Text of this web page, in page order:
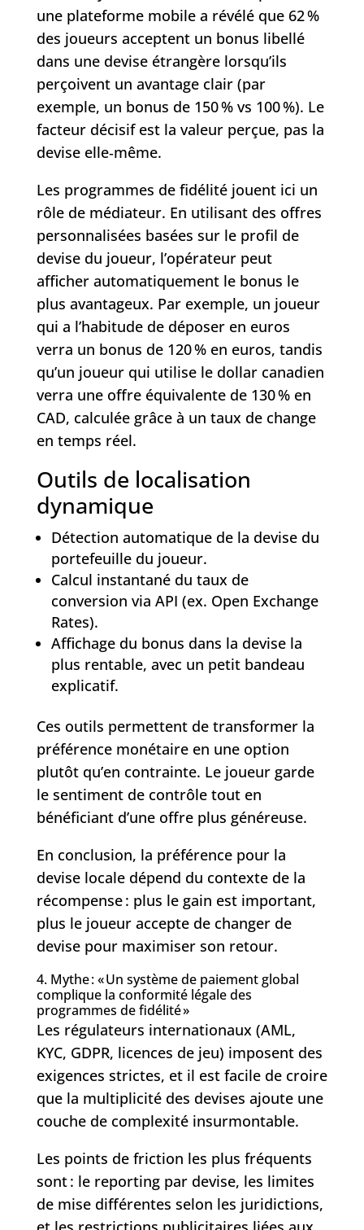
une plateforme mobile a révélé que 62 %
des joueurs acceptent un bonus libellé
dans une devise étrangère lorsqu’ils
perçoivent un avantage clair (par
exemple, un bonus de 150 % vs 100 %). Le
facteur décisif est la valeur perçue, pas la
devise elle‑même.
Les programmes de fidélité jouent ici un
rôle de médiateur. En utilisant des offres
personnalisées basées sur le profil de
devise du joueur, l’opérateur peut
afficher automatiquement le bonus le
plus avantageux. Par exemple, un joueur
qui a l’habitude de déposer en euros
verra un bonus de 120 % en euros, tandis
qu’un joueur qui utilise le dollar canadien
verra une offre équivalente de 130 % en
CAD, calculée grâce à un taux de change
en temps réel.
Outils de localisation
dynamique
Détection automatique de la devise du
portefeuille du joueur.
Calcul instantané du taux de
conversion via API (ex. Open Exchange
Rates).
Affichage du bonus dans la devise la
plus rentable, avec un petit bandeau
explicatif.
Ces outils permettent de transformer la
préférence monétaire en une option
plutôt qu’en contrainte. Le joueur garde
le sentiment de contrôle tout en
bénéficiant d’une offre plus généreuse.
En conclusion, la préférence pour la
devise locale dépend du contexte de la
récompense : plus le gain est important,
plus le joueur accepte de changer de
devise pour maximiser son retour.
4. Mythe : « Un système de paiement global
complique la conformité légale des
programmes de fidélité »
Les régulateurs internationaux (AML,
KYC, GDPR, licences de jeu) imposent des
exigences strictes, et il est facile de croire
que la multiplicité des devises ajoute une
couche de complexité insurmontable.
Les points de friction les plus fréquents
sont : le reporting par devise, les limites
de mise différentes selon les juridictions,